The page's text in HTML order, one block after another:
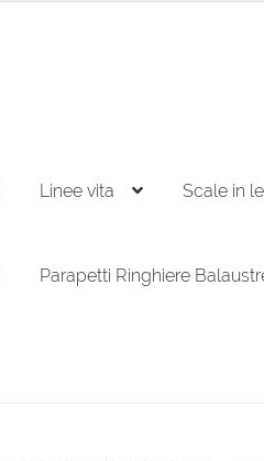
Linee vita Scale in
Parapetti Ringhiere